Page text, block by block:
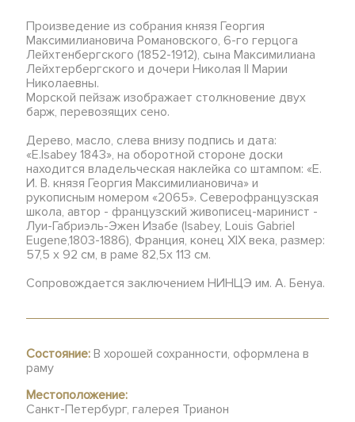
Произведение из собрания князя Георгия
Максимилиановича Романовского, 6-го герцога
Лейхтенбергского (1852-1912), сына Максимилиана
Лейхтербергского и дочери Николая II Марии
Николаевны.
Морской пейзаж изображает столкновение двух
барж, перевозящих сено.
Дерево, масло, слева внизу подпись и дата:
«E.Isabey 1843», на оборотной стороне доски
находится владельческая наклейка со штампом: «Е.
И. В. князя Георгия Максимилиановича» и
рукописным номером «2065». Северофранцузская
школа, автор - французский живописец-маринист -
Луи-Габриэль-Эжен Изабе (Isabey, Louis Gabriel
Eugene,1803-1886), Франция, конец XIX века, размер:
57,5 х 92 см, в раме 82,5х 113 см.
Сопровождается заключением НИНЦЭ им. А. Бенуа.
Состояние: В хорошей сохранности, оформлена в
раму
Местоположение:
Санкт-Петербург, галерея Трианон